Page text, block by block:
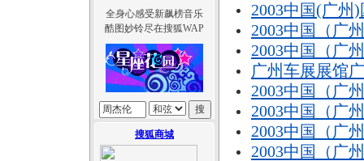
全身心感受新飙榜音乐
酷图妙铃尽在搜狐WAP
搜狐商城
2003中国(广州
2003中国（广
2003中国（广
广州车展展馆
2003中国（广
2003中国（广
2003中国（广
2003中国（广